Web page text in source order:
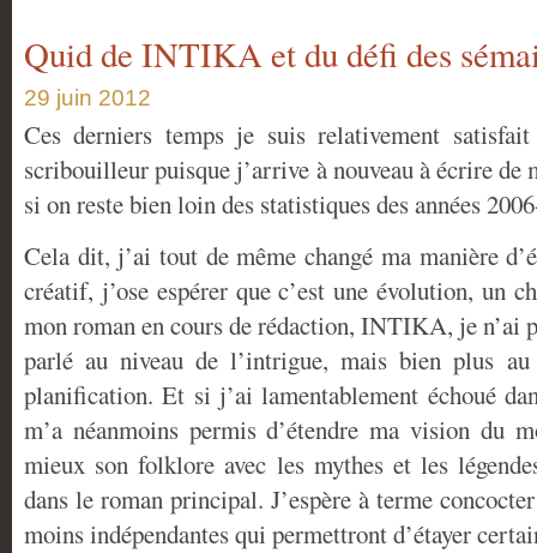
Quid de INTIKA et du défi des
29 juin 2012
Ces derniers temps je suis relativement
scribouilleur puisque j’arrive à nouveau à écrire
si on reste bien loin des statistiques des années
Cela dit, j’ai tout de même changé ma manière
créatif, j’ose espérer que c’est une évolution, un
mon roman en cours de rédaction, INTIKA, je n’ai
parlé au niveau de l’intrigue, mais bien plus
planification. Et si j’ai lamentablement échoué
m’a néanmoins permis d’étendre ma vision du
mieux son folklore avec les mythes et les
dans le roman principal. J’espère à terme
moins indépendantes qui permettront d’étayer